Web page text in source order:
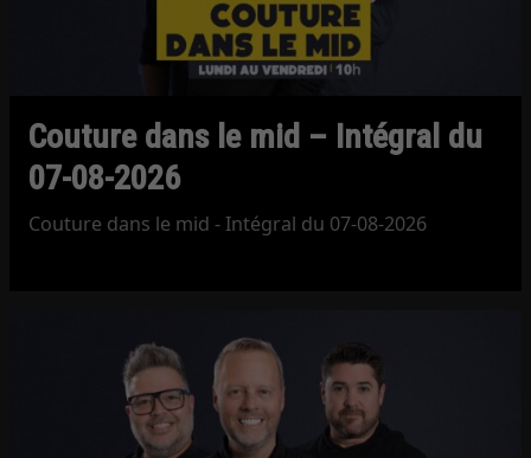
Couture dans le mid – Intégral du
07-08-2026
Couture dans le mid - Intégral du 07-08-2026